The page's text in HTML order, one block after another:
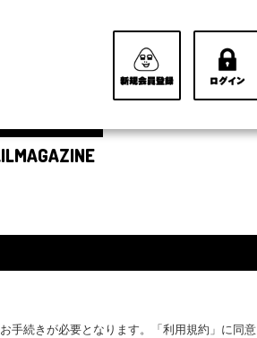
手続きが必要となります。「利用規約」に同意